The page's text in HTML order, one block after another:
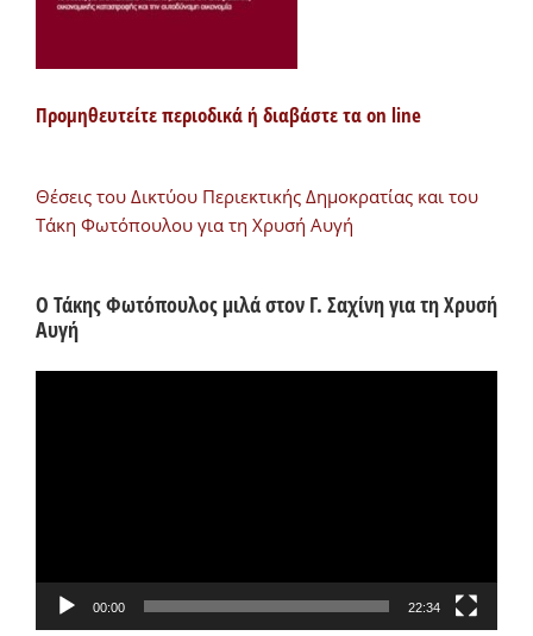
Προμηθευτείτε περιοδικά ή διαβάστε τα on line
Θέσεις του Δικτύου Περιεκτικής Δημοκρατίας και του
Τάκη Φωτόπουλου για τη Χρυσή Αυγή
Ο Τάκης Φωτόπουλος μιλά στον Γ. Σαχίνη για τη Χρυσή
Αυγή
00:00 22:34